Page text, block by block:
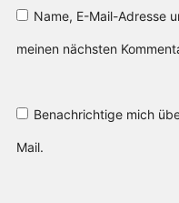
Name, E-Mail-Adresse
meinen nächsten
Benachrichtige mich
Mail.